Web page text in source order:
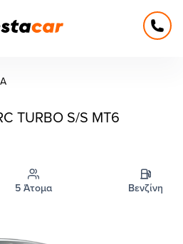
TURBO S/S MT6
5 Άτομα Βενζίνη